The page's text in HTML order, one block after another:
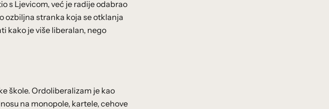
s Ljevicom, već je radije odabrao
ozbiljna stranka koja se otklanja
kako je više liberalan, nego
škole. Ordoliberalizam je kao
na monopole, kartele, cehove